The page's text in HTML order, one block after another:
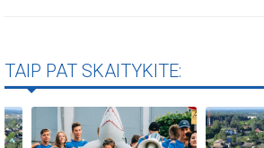
TAIP PAT SKAITYKITE: